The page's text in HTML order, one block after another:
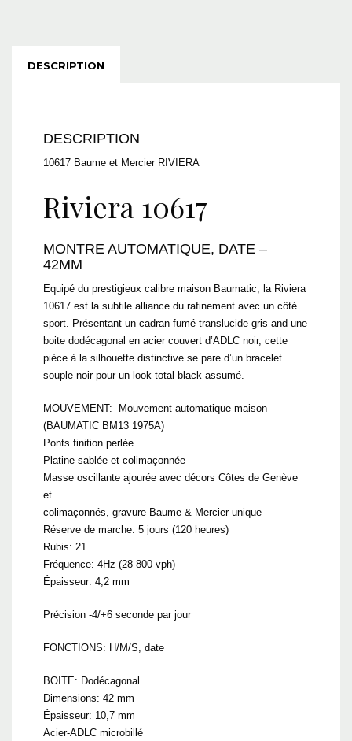
DESCRIPTION
DESCRIPTION
10617 Baume et Mercier RIVIERA
Riviera 10617
MONTRE AUTOMATIQUE, DATE –
42MM
Equipé du prestigieux calibre maison Baumatic, la Riviera
10617 est la subtile alliance du rafinement avec un côté
sport. Présentant un cadran fumé translucide gris and une
boite dodécagonal en acier couvert d’ADLC noir, cette
pièce à la silhouette distinctive se pare d’un bracelet
souple noir pour un look total black assumé.
MOUVEMENT: Mouvement automatique maison
(BAUMATIC BM13 1975A)
Ponts finition perlée
Platine sablée et colimaçonnée
Masse oscillante ajourée avec décors Côtes de Genève
et
colimaçonnés, gravure Baume & Mercier unique
Réserve de marche: 5 jours (120 heures)
Rubis: 21
Fréquence: 4Hz (28 800 vph)
Épaisseur: 4,2 mm
Précision -4/+6 seconde par jour
FONCTIONS: H/M/S, date
BOITE: Dodécagonal
Dimensions: 42 mm
Épaisseur: 10,7 mm
Acier-ADLC microbillé